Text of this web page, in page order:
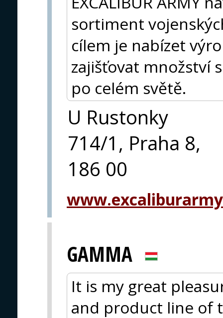
sortiment
cílem je nabízet
zajišťovat množství
po celém světě.
U Rustonky
714/1, Praha 8,
186 00
GAMMA
It is my great
and product line of